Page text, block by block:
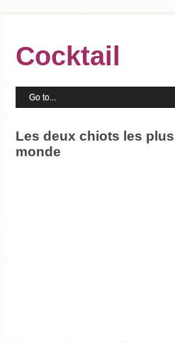
Cocktail
Les deux chiots les
monde